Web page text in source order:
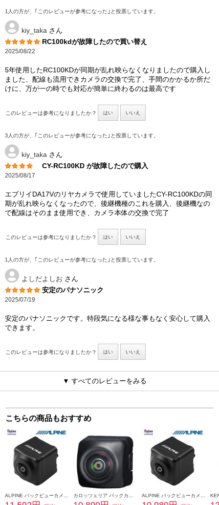
1人の方が、｢このレビューが参考になった｣と投票しています。
kiy_taka さん
RC100kdが故障したので買い替え
2025/08/22
5年使用したRC100KDが同期が乱れ映らなくなりましたので購入し
ました、配線も流用できカメラの交換で完了、手間のかかるか所だ
けに、万が一の時でも対応が簡単に終わるのは最高です
このレビューは参考になりましたか？ はい いいえ
3人の方が、｢このレビューが参考になった｣と投票しています。
kiy_taka さん
CY-RC100KD が故障したので購入
2025/08/17
エブリイDA17Vのリヤカメラで使用していましたCY-RC100KDの同
期が乱れ映らなくなったので、後継機種のこれを購入、後継機なの
で配線はそのまま使用でき、カメラ本体の交換で完了
このレビューは参考になりましたか？ はい いいえ
1人の方が、｢このレビューが参考になった｣と投票しています。
よしだよしお さん
安定のパナソニック
2025/07/19
安定のパナソニックです。特段気になる様な事もなく安心して購入
できます。
このレビューは参考になりましたか？ はい いいえ
▼ すべてのレビューをみる
こちらの商品もおすすめ